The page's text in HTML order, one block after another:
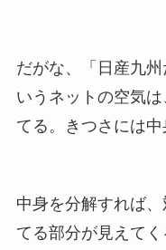
だがな、「日産九
いうネットの空気
てる。きつさには中
中身を分解すれば
てる部分が見えて